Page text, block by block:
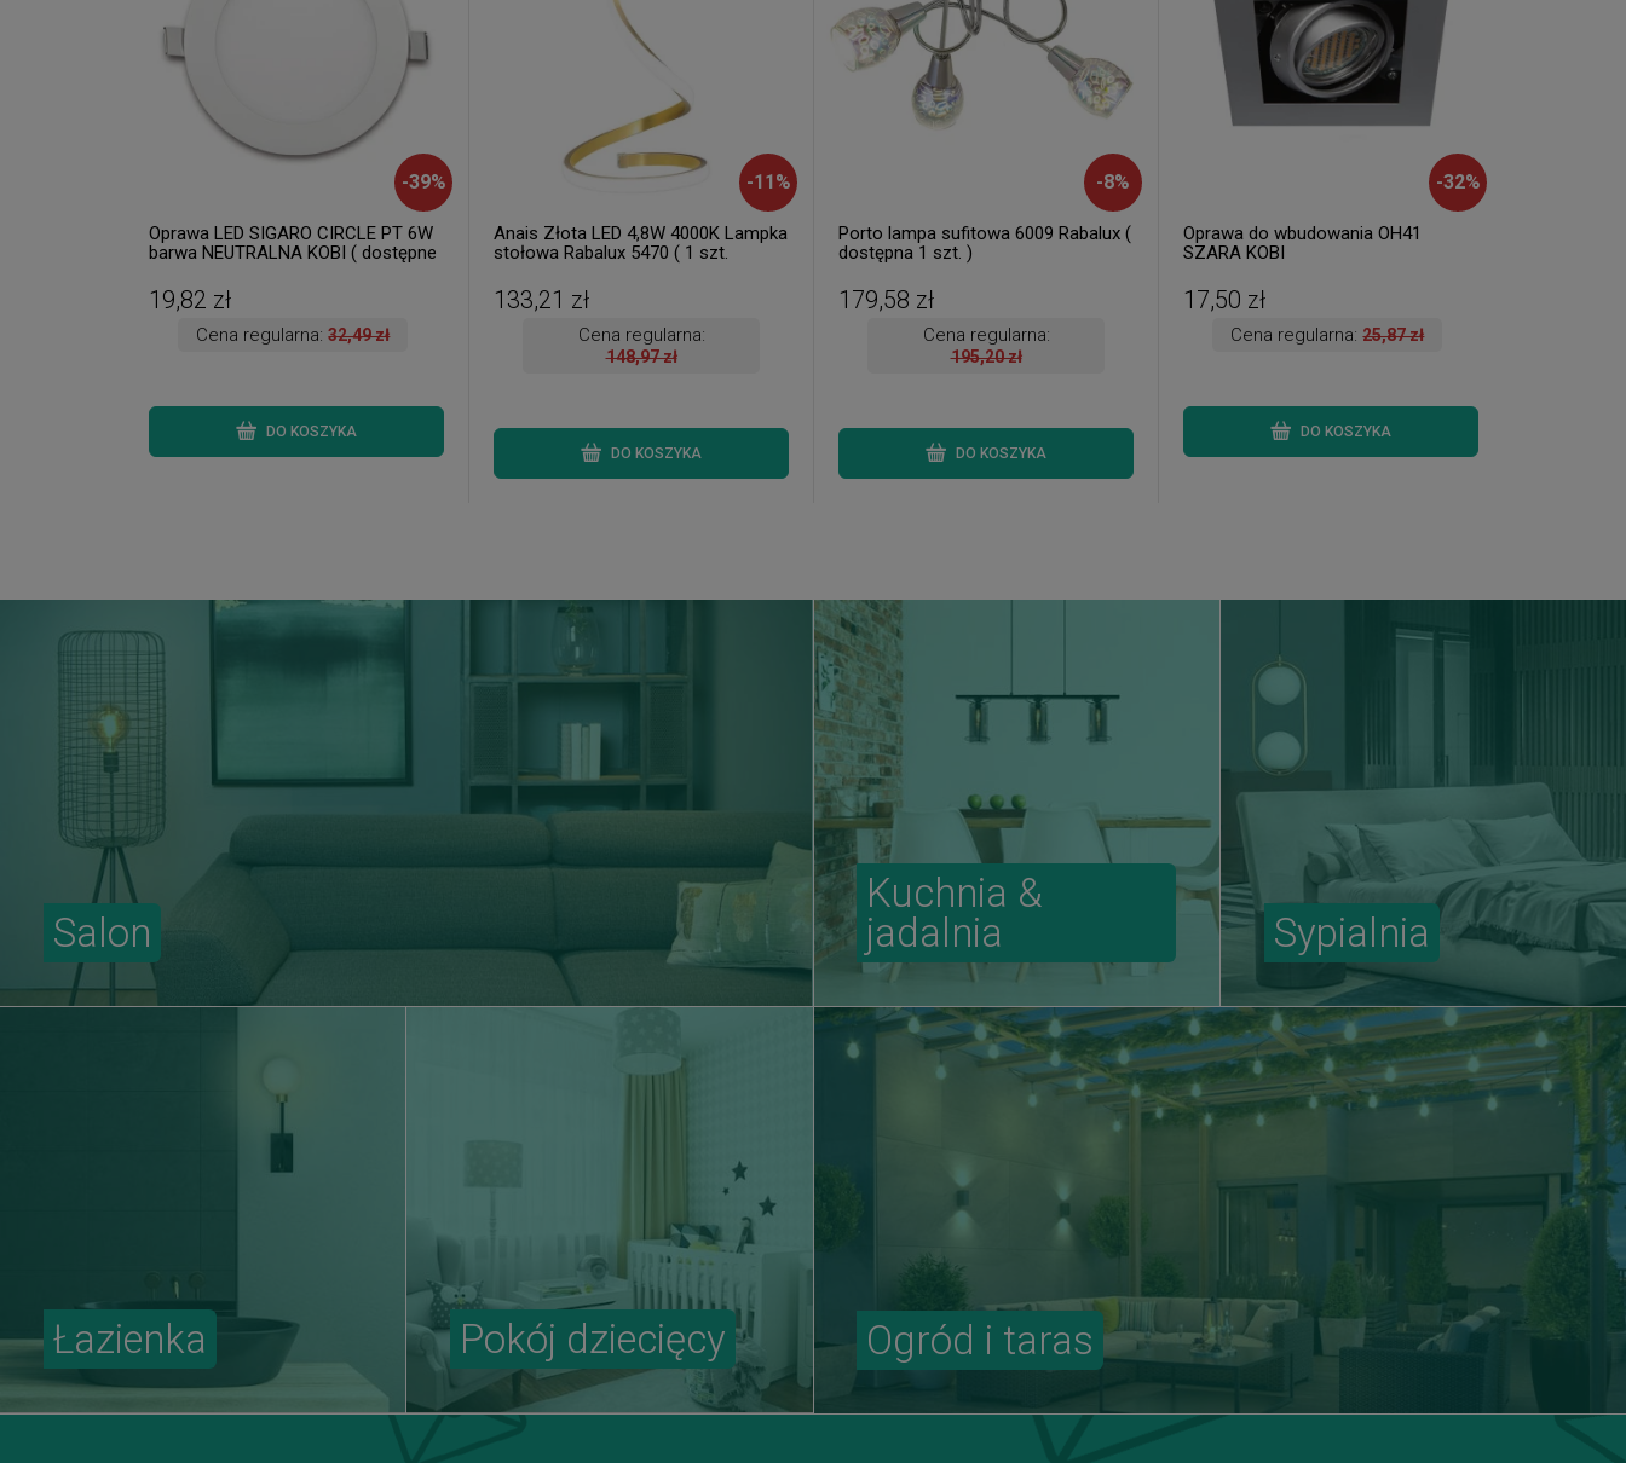
-39%
Oprawa LED SIGARO CIRCLE PT 6W
barwa NEUTRALNA KOBI ( dostępne
19,82 zł
Cena regularna:32,49 zł
DO KOSZYKA
-11 %
Anais Złota LED 4,8W 4000K Lampka
stołowa Rabalux 5470 ( 1 szt.
133,21 zł
Cena regularna:
148,97 zł
DO KOSZYKA
-8%
Porto lampa sufitowa 6009 Rabalux (
dostępna 1 szt. )
179,58 zł
Cena regularna:
195,20 zł
DO KOSZYKA
-32%
Oprawa do wbudowania OH41
SZARA KOBI
17,50 zł
Cena regularna:25,87 zł
DO KOSZYKA
Salon
Kuchnia &
jadalnia
Sypialnia
Ogród i taras
Łazienka Pokój dziecięcy